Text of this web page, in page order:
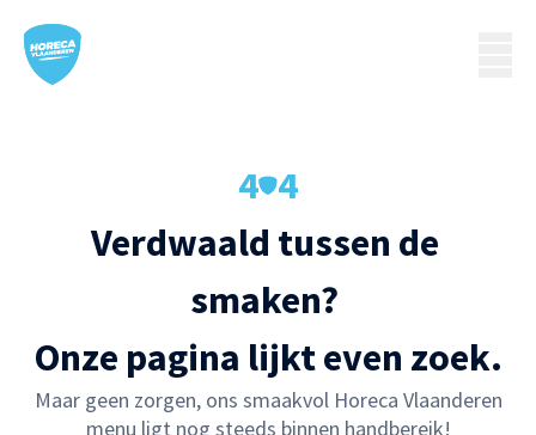
4 4
Verdwaald tussen de
smaken?
Onze pagina lijkt even zoek.
Maar geen zorgen, ons smaakvol Horeca Vlaanderen
menu ligt nog steeds binnen handbereik!